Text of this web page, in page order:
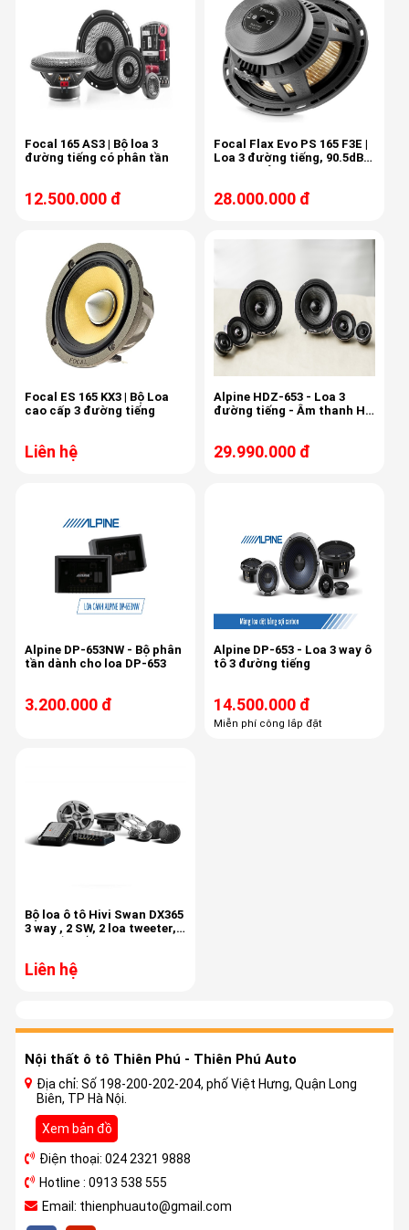
Focal 165 AS3 | Bộ loa 3
đường tiếng có phân tần
12.500.000 đ
Focal Flax Evo PS 165 F3E |
Loa 3 đường tiếng, 90.5dB,
28.000.000 đ
Focal ES 165 KX3 | Bộ Loa
cao cấp 3 đường tiếng
Liên hệ
Alpine HDZ-653 - Loa 3
đường tiếng - Âm thanh Hi-
29.990.000 đ
Alpine DP-653NW - Bộ phân
tần dành cho loa DP-653
3.200.000 đ
Alpine DP-653 - Loa 3 way ô
tô 3 đường tiếng
14.500.000 đ
Miễn phí công lắp đặt
Bộ loa ô tô Hivi Swan DX365
3 way , 2 SW, 2 loa tweeter, 2
Liên hệ
Nội thất ô tô Thiên Phú - Thiên Phú Auto
Địa chỉ: Số 198-200-202-204, phố Việt Hưng, Quận Long
Biên, TP Hà Nội.
Xem bản đồ
Điện thoại: 024 2321 9888
Hotline : 0913 538 555
Email: thienphuauto@gmail.com